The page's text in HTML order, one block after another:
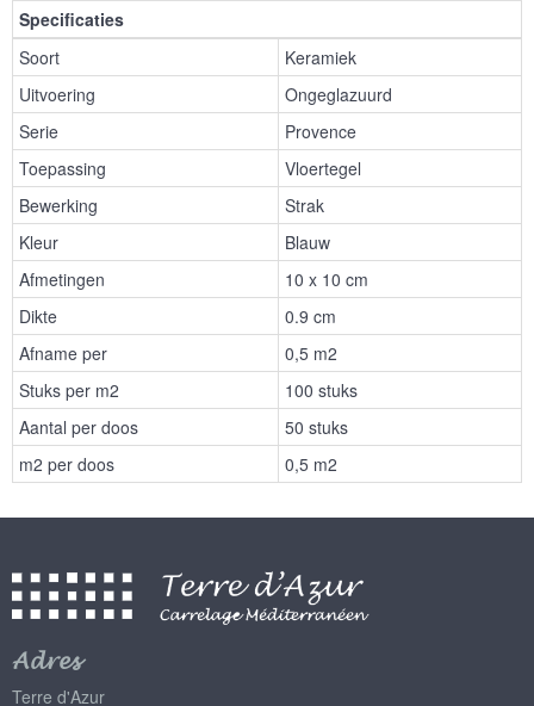
Specificaties
Soort
Keramiek
Uitvoering
Ongeglazuurd
Serie
Provence
Toepassing
Vloertegel
Bewerking
Strak
Kleur
Blauw
Afmetingen
10 x 10 cm
Dikte
0.9 cm
Afname per
0,5 m2
Stuks per m2
100 stuks
Aantal per doos
50 stuks
m2 per doos
0,5 m2
Adres
Terre d'Azur